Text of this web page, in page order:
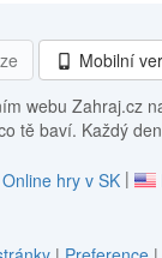
Mobilní
webu Zahraj.cz
tě baví. Každý
Online hry v SK |